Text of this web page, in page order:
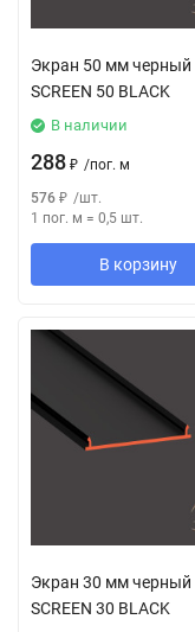
Экран 50 мм черный
SCREEN 50 BLACK
В наличии
288 ₽ /пог. м
576 ₽ /шт.
1 пог. м = 0,5 шт.
В корзину
Экран 30 мм черный
SCREEN 30 BLACK